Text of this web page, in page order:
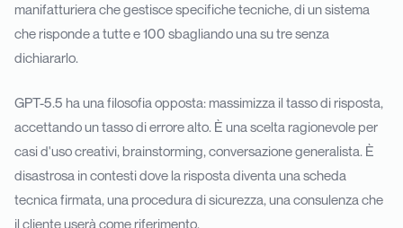
manifatturiera che gestisce specifiche tecniche, di un sistema
che risponde a tutte e 100 sbagliando una su tre senza
dichiararlo.
GPT-5.5 ha una filosofia opposta: massimizza il tasso di risposta,
accettando un tasso di errore alto. È una scelta ragionevole per
casi d'uso creativi, brainstorming, conversazione generalista. È
disastrosa in contesti dove la risposta diventa una scheda
tecnica firmata, una procedura di sicurezza, una consulenza che
il cliente userà come riferimento.